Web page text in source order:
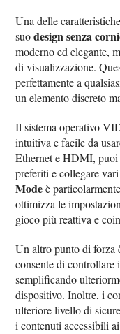
Una delle
suodesign senza
moderno ed elegante,
di visualizzazione.
perfettamente a
un elemento discreto
Il sistema operativo
intuitiva e facile da
Ethernet e HDMI, puoi
preferiti e collegare
Modeè
ottimizza le
gioco più reattiva e
Un altro punto di forza
consente di controllare
semplificando
dispositivo. Inoltre, i
ulteriore livello di
i contenuti accessibili